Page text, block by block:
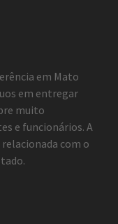
em Mato
em entregar
muito
e funcionários. A
com o